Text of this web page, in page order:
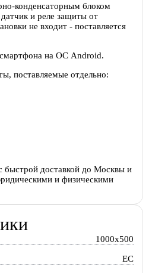
конденсаторным блоком
и реле защиты от
не входит - поставляется
смартфона на ОС Android.
поставляемые отдельно:
быстрой доставкой до Москвы и
и физическими
1000x500
EC